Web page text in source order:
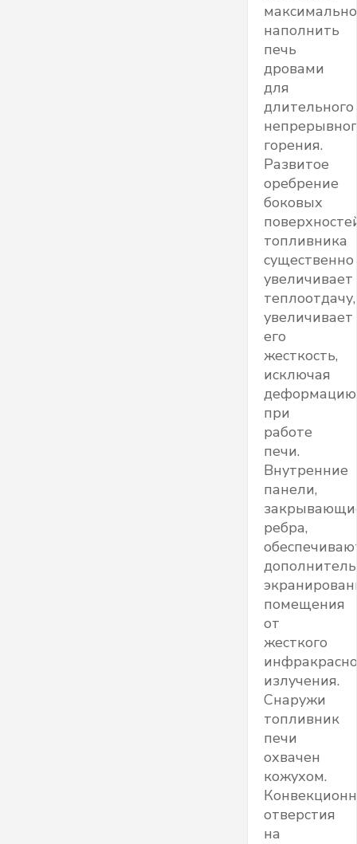
максимально
наполнить
печь
дровами
для
длительного
горения.
Развитое
оребрение
боковых
топливника
существенно
увеличивает
теплоотдачу,
увеличивает
его
жесткость,
исключая
деформацию
при
работе
печи.
Внутренние
панели,
ребра,
помещения
от
жесткого
излучения.
Снаружи
топливник
печи
охвачен
кожухом.
отверстия
на